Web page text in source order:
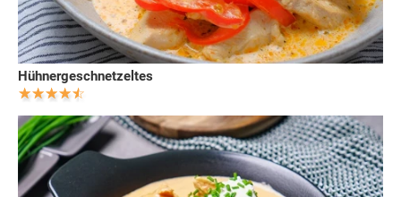
Hühnergeschnetzeltes